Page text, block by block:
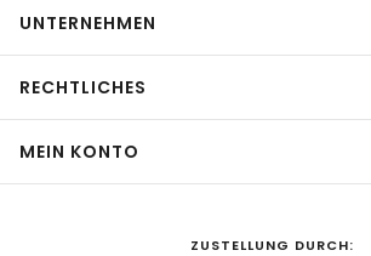
UNTERNEHMEN
RECHTLICHES
MEIN KONTO
ZUSTELLUNG DURCH: